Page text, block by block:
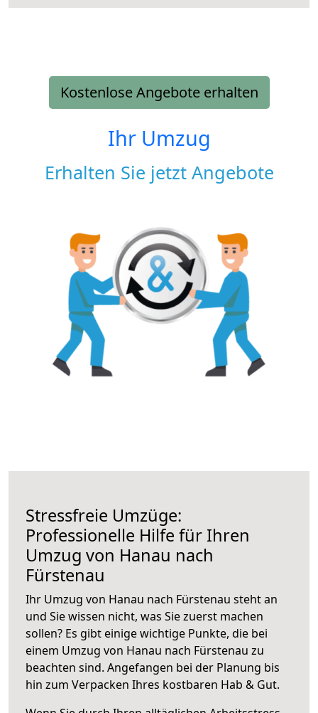
Kostenlose Angebote erhalten
Ihr Umzug
Erhalten Sie jetzt Angebote
Stressfreie Umzüge:
Professionelle Hilfe für Ihren
Umzug von Hanau nach
Fürstenau
Ihr Umzug von Hanau nach Fürstenau steht an
und Sie wissen nicht, was Sie zuerst machen
sollen? Es gibt einige wichtige Punkte, die bei
einem Umzug von Hanau nach Fürstenau zu
beachten sind. Angefangen bei der Planung bis
hin zum Verpacken Ihres kostbaren Hab & Gut.